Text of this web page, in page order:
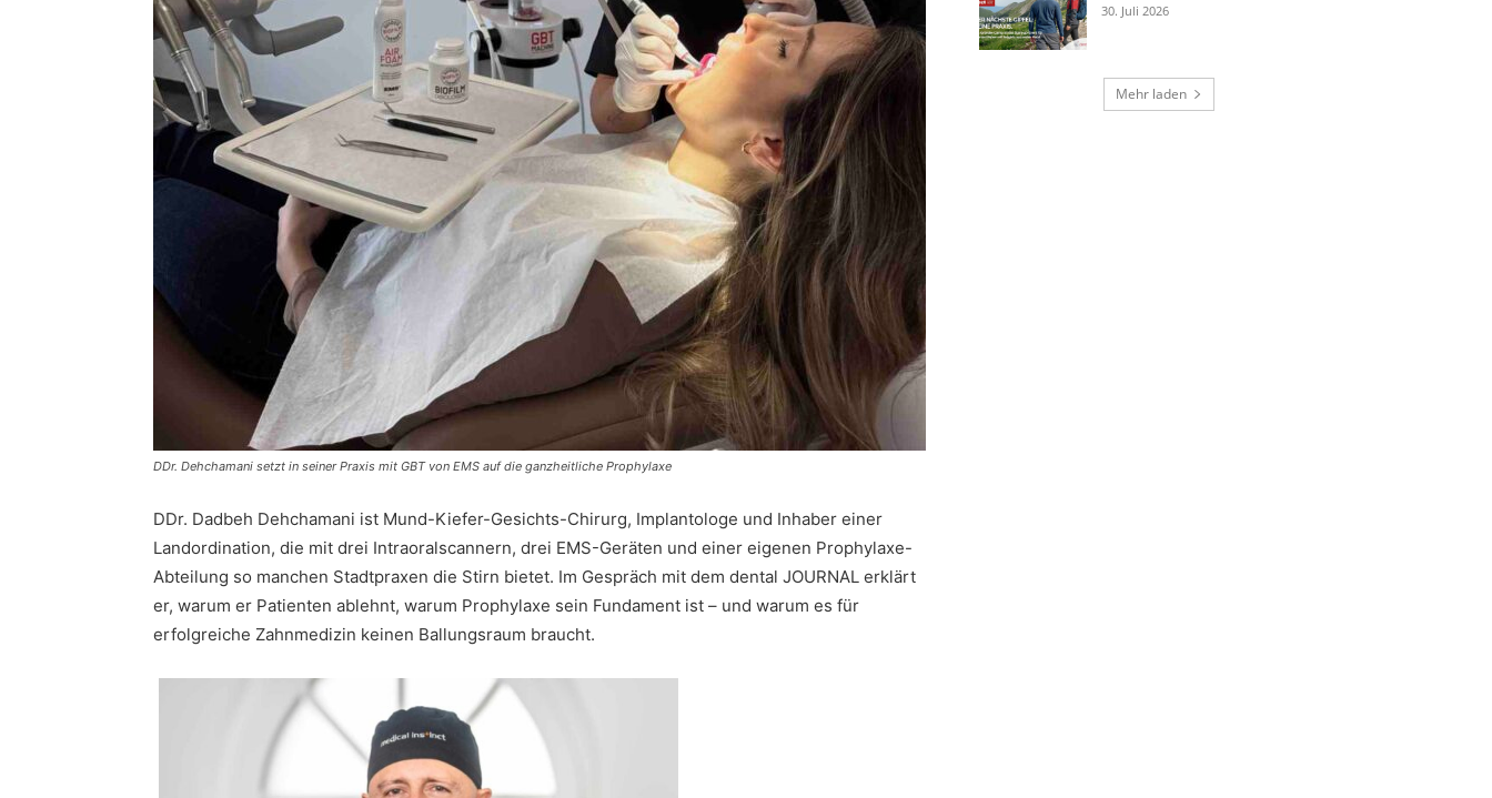
DDr. Dehchamani setzt in seiner Praxis mit GBT von EMS auf die ganzheitliche Prophylaxe
DDr. Dadbeh Dehchamani ist Mund-Kiefer-Gesichts-Chirurg, Implantologe und Inhaber einer
Landordination, die mit drei Intraoralscannern, drei EMS-Geräten und einer eigenen Prophylaxe-
Abteilung so manchen Stadtpraxen die Stirn bietet. Im Gespräch mit dem dental JOURNAL erklärt
er, warum er Patienten ablehnt, warum Prophylaxe sein Fundament ist – und warum es für
erfolgreiche Zahnmedizin keinen Ballungsraum braucht.
30. Juli 2026
Mehr laden